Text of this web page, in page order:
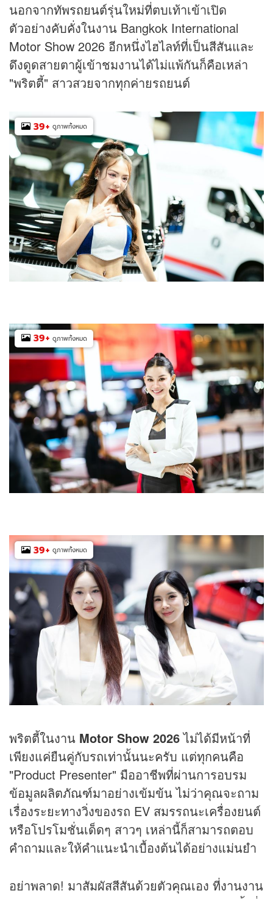
นอกจากทัพรถยนต์รุ่นใหม่ที่ตบเท้าเข้าเปิด
ตัวอย่างคับคั่งในงาน Bangkok International
Motor Show 2026 อีกหนึ่งไฮไลท์ที่เป็นสีสันและ
ดึงดูดสายตาผู้เข้าชมงานได้ไม่แพ้กันก็คือเหล่า
"พริตตี้" สาวสวยจากทุกค่ายรถยนต์
39+ ดูภาพทั้งหมด
39+ ดูภาพทั้งหมด
39+ ดูภาพทั้งหมด
พริตตี้ในงาน Motor Show 2026ไม่ได้มีหน้าที่
เพียงแค่ยืนคู่กับรถเท่านั้นนะครับ แต่ทุกคนคือ
"Product Presenter" มืออาชีพที่ผ่านการอบรม
ข้อมูลผลิตภัณฑ์มาอย่างเข้มข้น ไม่ว่าคุณจะถาม
เรื่องระยะทางวิ่งของรถ EV สมรรถนะเครื่องยนต์
หรือโปรโมชั่นเด็ดๆ สาวๆ เหล่านี้ก็สามารถตอบ
คำถามและให้คำแนะนำเบื้องต้นได้อย่างแม่นยำ
อย่าพลาด! มาสัมผัสสีสันด้วยตัวคุณเอง ที่งานงาน